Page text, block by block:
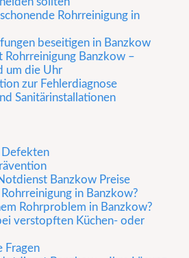
Rohrreinigung in
beseitigen in Banzkow
Banzkow –
um die Uhr
zur Fehlerdiagnose
Sanitärinstallationen
Defekten
Banzkow Preise
in Banzkow?
Rohrproblem in Banzkow?
verstopften Küchen- oder
Fragen